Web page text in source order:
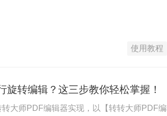
使用教程
旋转编辑？这三步教你轻松掌握！
大师PDF编辑器实现，以【转转大师PDF